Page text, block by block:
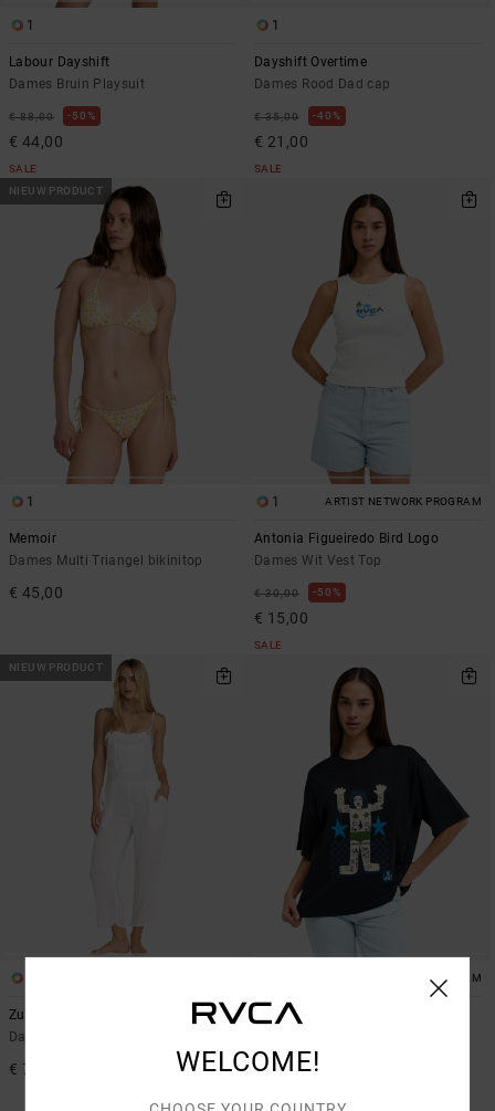
1
Labour Dayshift
Dames Bruin Playsuit
€ 88,00 50%
€ 44,00
SALE
1
Dayshift Overtime
Dames Rood Dad cap
€ 35,00 40%
€ 21,00
SALE
NIEUW PRODUCT
1
Memoir
Dames Multi Triangel bikinitop
€ 45,00
1 ARTIST NETWORK PROGRAM
Antonia Figueiredo Bird Logo
Dames Wit Vest Top
€ 30,00 50%
€ 15,00
SALE
NIEUW PRODUCT
Zula
Dames Wit Jumpsuit
€ 75,00
ARTIST NETWORK PROGRAM
Antonia Figueiredo Bonhomme
Dames Zwart Oversized T-shirt
WELCOME!